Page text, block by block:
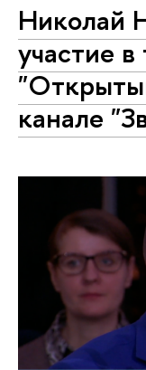
Николай
участие
канале